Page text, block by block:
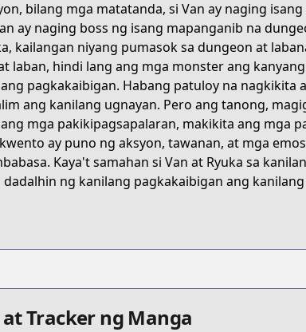
44aa-a40c-8a92b512c336
no-osananajimi
bilang mga matatanda, si Van ay naging
ay naging boss ng isang mapanganib na
kailangan niyang pumasok sa dungeon at
laban, hindi lang ang mga monster ang
pagkakaibigan. Habang patuloy na nagkikita
ang kanilang ugnayan. Pero ang tanong,
mga pakikipagsapalaran, makikita ang mga
ay puno ng aksyon, tawanan, at mga
Kaya't samahan si Van at Ryuka sa
dadalhin ng kanilang pagkakaibigan ang
Tracker ng Manga